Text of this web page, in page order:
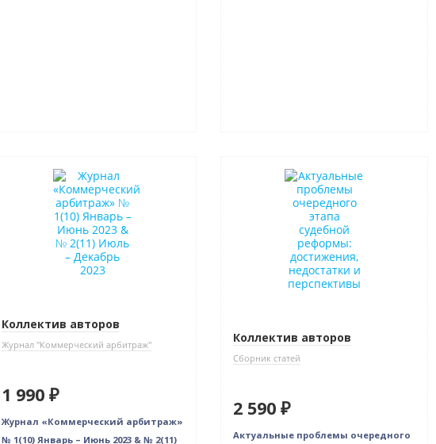
Коллектив авторов
Журнал "Коммерческий арбитраж"
1 990 ₽
Журнал «Коммерческий арбитраж»
№ 1(10) Январь – Июнь 2023 & № 2(11)
Коллектив авторов
Сборник статей
2 590 ₽
Актуальные проблемы очередного